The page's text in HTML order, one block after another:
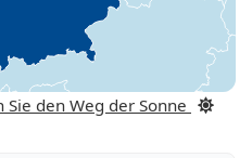
Sie den Weg der Sonne